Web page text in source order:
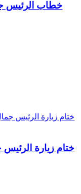
خطاب الرئيس
ختام زيارة